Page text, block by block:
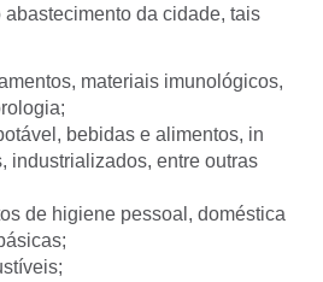
da cidade, tais
materiais imunológicos,
bebidas e alimentos, in
industrializados, entre outras
de higiene pessoal, doméstica